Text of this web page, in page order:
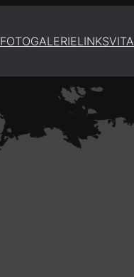
FOTOGALERIELINKSVITA